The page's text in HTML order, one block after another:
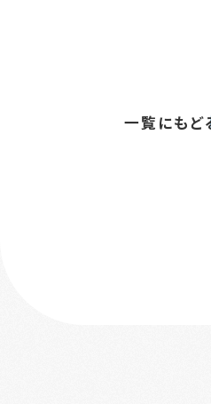
一覧にもど